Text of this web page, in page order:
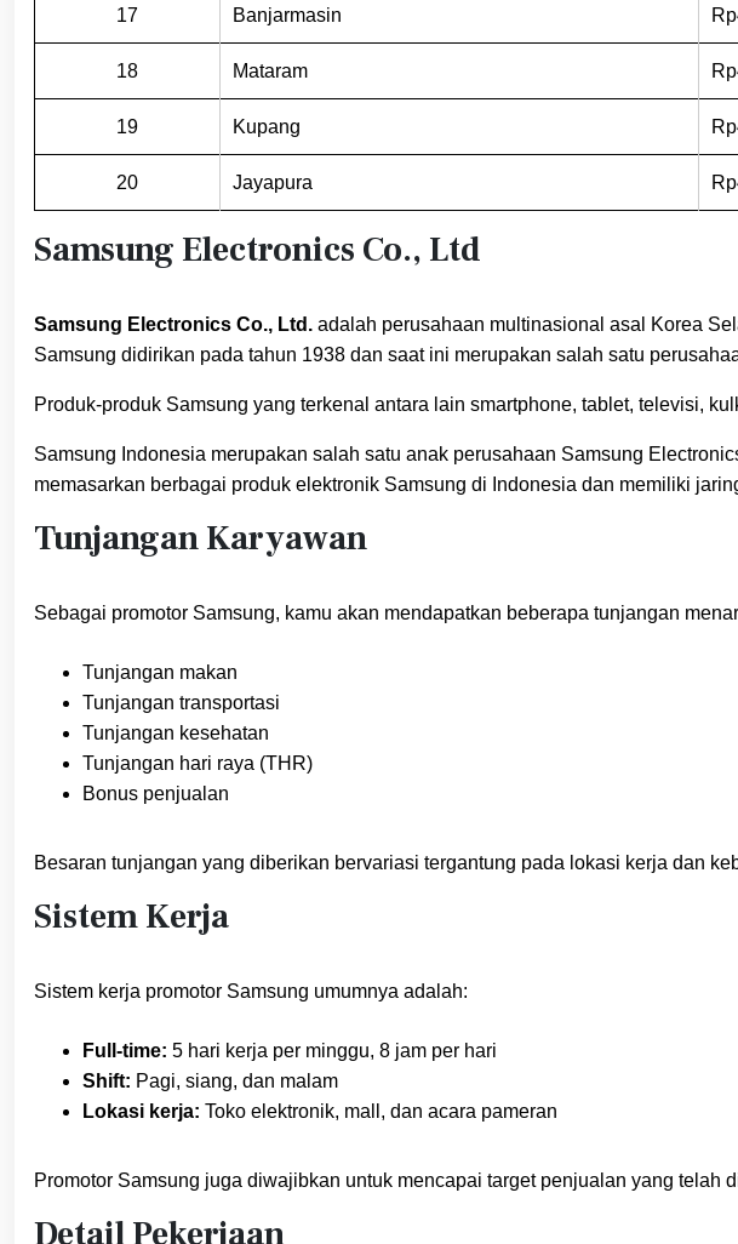
17 Banjarmasin
18 Mataram
19 Kupang
20 Jayapura
Samsung Electronics Co., Ltd
Samsung Electronics Co., Ltd. adalah perusahaan multinasional asal Korea
Samsung didirikan pada tahun 1938 dan saat ini merupakan salah satu
Produk-produk Samsung yang terkenal antara lain smartphone, tablet, televisi,
Samsung Indonesia merupakan salah satu anak perusahaan Samsung
memasarkan berbagai produk elektronik Samsung di Indonesia dan memiliki
Tunjangan Karyawan
Sebagai promotor Samsung, kamu akan mendapatkan beberapa tunjangan
Tunjangan makan
Tunjangan transportasi
Tunjangan kesehatan
Tunjangan hari raya (THR)
Bonus penjualan
Besaran tunjangan yang diberikan bervariasi tergantung pada lokasi kerja dan
Sistem Kerja
Sistem kerja promotor Samsung umumnya adalah:
Full-time: 5 hari kerja per minggu, 8 jam per hari
Shift: Pagi, siang, dan malam
Lokasi kerja: Toko elektronik, mall, dan acara pameran
Promotor Samsung juga diwajibkan untuk mencapai target penjualan yang telah
Detail Pekerjaan